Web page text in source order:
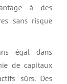
à des
sans risque
égal dans
de capitaux
sûrs. Des